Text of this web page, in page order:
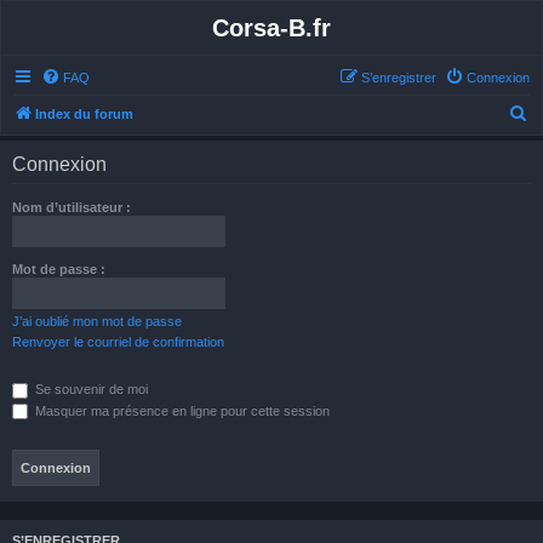
Corsa-B.fr
FAQ Connexion
S’enregistrer
Index du forum
Connexion
Nom d’utilisateur :
Mot de passe :
J’ai oublié mon mot de passe
Renvoyer le courriel de confirmation
Se souvenir de moi
Masquer ma présence en ligne pour cette session